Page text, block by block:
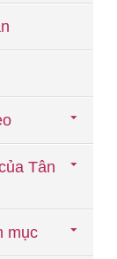
Tân
mục